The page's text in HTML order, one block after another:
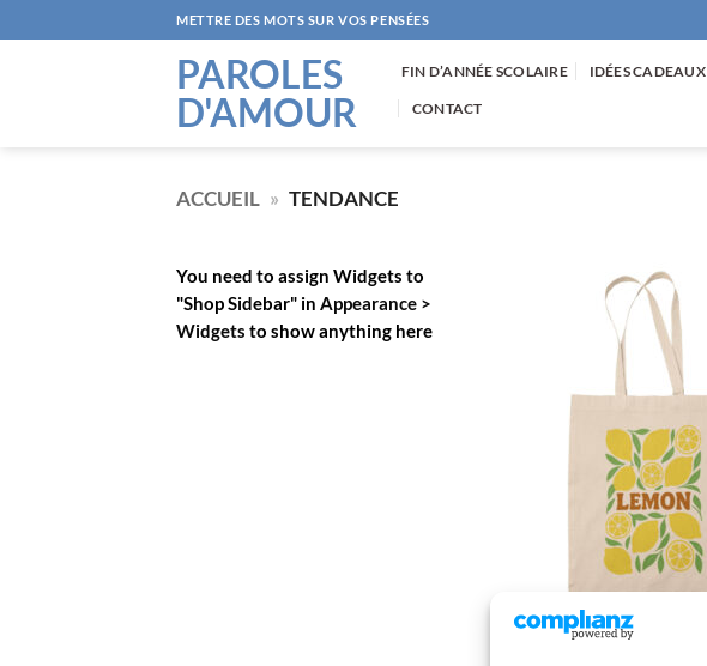
au
METTRE DES MOTS SUR VOS PENSÉES
PAROLES
D'AMOUR
FIN D’ANNÉE SCOLAIRE IDÉES CADEAUX
CONTACT
ACCUEIL » TENDANCE
You need to assign Widgets to
"Shop Sidebar" in Appearance >
Widgets to show anything here
TOTES-BAG